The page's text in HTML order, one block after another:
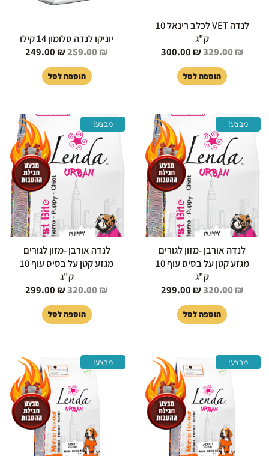
לנדה VET לכלב רינאל 10
ק"ג
329.00₪
300.00 ₪
הוספה לסל
יוניקו לנדה סלומון 14 קילו
259.00₪
249.00 ₪
הוספה לסל
מבצע!
לנדה אורבן -מזון לגורים
מגזע קטן על בסיס עוף 10
ק"ג
320.00₪
המחיר
המקורי
היה:
320.00 ₪.
299.00 ₪
המחיר
הנוכחי
הוא:
299.00 ₪.
הוספה לסל
מבצע!
לנדה אורבן -מזון לגורים
מגזע קטן על בסיס עוף 10
ק"ג
320.00₪
המחיר
המקורי
היה:
320.00 ₪.
299.00 ₪
המחיר
הנוכחי
הוא:
₪.
הוספה לסל
מבצע!
המקורי
היה:
140.00 ₪.
המחיר
הנוכחי
הוא:
119.00 ₪.
מבצע!
המקורי
היה:
240.00 ₪.
המחיר
הנוכחי
הוא:
₪.
זה
מספר
סוגים.
ניתן
לבחור
את